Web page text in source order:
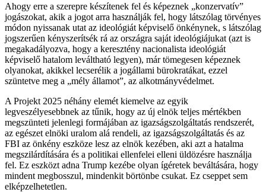
Ahogy erre a szerepre készítenek fel és képeznek „konzervatív”
jogászokat, akik a jogot arra használják fel, hogy látszólag törvényes
módon nyissanak utat az ideológiát képviselő önkénynek, s látszólag
jogszerűen kényszerítsék rá az országra saját ideológiájukat (azt is
megakadályozva, hogy a keresztény nacionalista ideológiát
képviselő hatalom leváltható legyen), már tömegesen képeznek
olyanokat, akikkel lecserélik a jogállami bürokratákat, ezzel
szüntetve meg a „mély államot”, az alkotmányvédelmet.
A Projekt 2025 néhány elemét kiemelve az egyik
legveszélyesebbnek az tűnik, hogy az új elnök teljes mértékben
megszünteti jelenlegi formájában az igazságszolgáltatás rendszerét,
az egészet elnöki uralom alá rendeli, az igazságszolgáltatás és az
FBI az önkény eszköze lesz az elnök kezében, aki azt a hatalma
megszilárdítására és a politikai ellenfelei elleni üldözésre használja
fel. Ez eszközt adna Trump kezébe olyan ígéretek beváltására, hogy
mindent megbosszul, mindenkit börtönbe csukat. Ez cseppet sem
elképzelhetetlen.